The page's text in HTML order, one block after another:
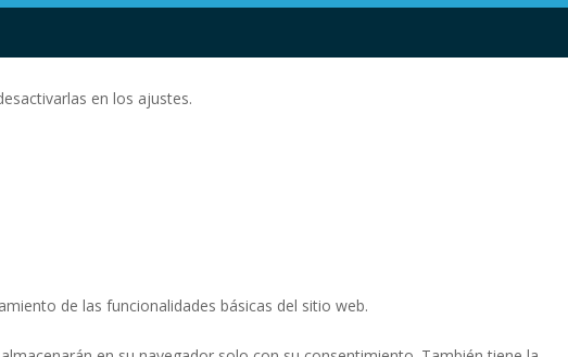
en los ajustes.
de las funcionalidades básicas del sitio web.